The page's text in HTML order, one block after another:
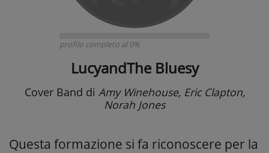
profilo completo al 0%
LucyandThe Bluesy
Cover Band di Amy Winehouse, Eric Clapton,
Norah Jones
Questa formazione si fa riconoscere per la